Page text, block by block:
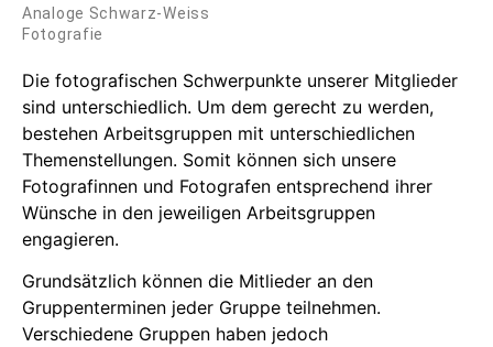
Analoge Schwarz-Weiss
Fotografie
Die fotografischen Schwerpunkte unserer Mitglieder
sind unterschiedlich. Um dem gerecht zu werden,
bestehen Arbeitsgruppen mit unterschiedlichen
Themenstellungen. Somit können sich unsere
Fotografinnen und Fotografen entsprechend ihrer
Wünsche in den jeweiligen Arbeitsgruppen
engagieren.
Grundsätzlich können die Mitlieder an den
Gruppenterminen jeder Gruppe teilnehmen.
Verschiedene Gruppen haben jedoch